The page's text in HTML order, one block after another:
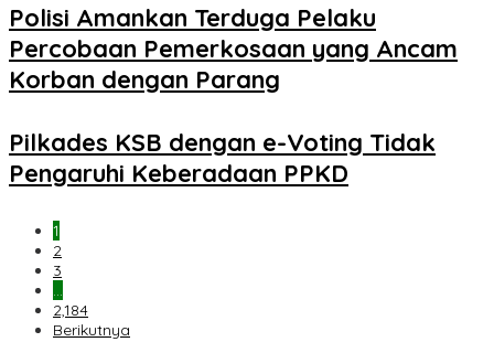
Polisi Amankan Terduga Pelaku
Percobaan Pemerkosaan yang Ancam
Korban dengan Parang
Pilkades KSB dengan e-Voting Tidak
Pengaruhi Keberadaan PPKD
1
2
3
…
2,184
Berikutnya